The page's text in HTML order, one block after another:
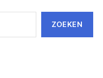
ZOEKEN